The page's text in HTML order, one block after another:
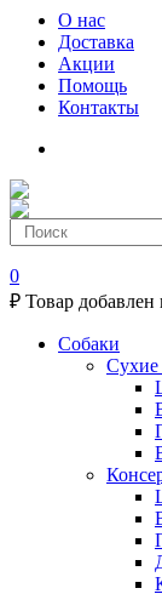
О нас
Доставка
Акции
Помощь
Контакты
0
₽ Товар добавлен
Собаки
Сухие